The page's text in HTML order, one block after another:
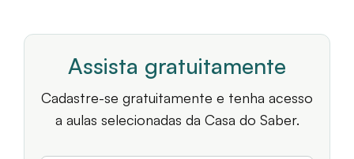
Assista gratuitamente
Cadastre-se gratuitamente e tenha acesso
a aulas selecionadas da Casa do Saber.